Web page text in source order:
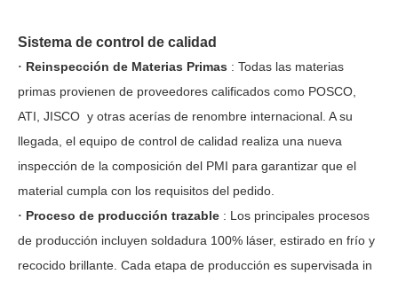
Sistema de control de calidad
· Reinspección de Materias Primas : Todas las materias
primas provienen de proveedores calificados como POSCO,
ATI, JISCO y otras acerías de renombre internacional. A su
llegada, el equipo de control de calidad realiza una nueva
inspección de la composición del PMI para garantizar que el
material cumpla con los requisitos del pedido.
· Proceso de producción trazable : Los principales procesos
de producción incluyen soldadura 100% láser, estirado en frío y
recocido brillante. Cada etapa de producción es supervisada in